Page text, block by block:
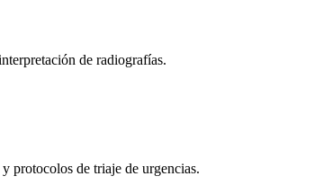
de radiografías.
protocolos de triaje de urgencias.